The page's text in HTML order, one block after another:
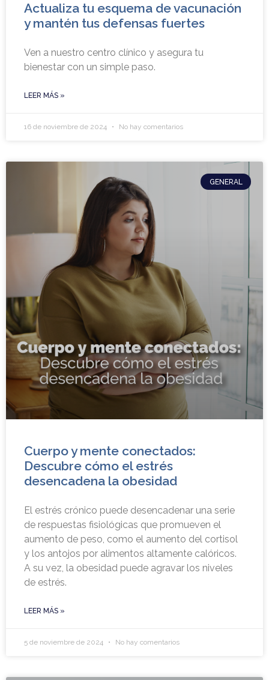
Actualiza tu esquema de vacunación
y mantén tus defensas fuertes
Ven a nuestro centro clínico y asegura tu
bienestar con un simple paso.
LEER MÁS »
16 de noviembre de 2024 No hay comentarios
GENERAL
Cuerpo y mente conectados:
Descubre cómo el estrés
desencadena la obesidad
El estrés crónico puede desencadenar una serie
de respuestas fisiológicas que promueven el
aumento de peso, como el aumento del cortisol
y los antojos por alimentos altamente calóricos.
A su vez, la obesidad puede agravar los niveles
de estrés.
LEER MÁS »
5 de noviembre de 2024 No hay comentarios